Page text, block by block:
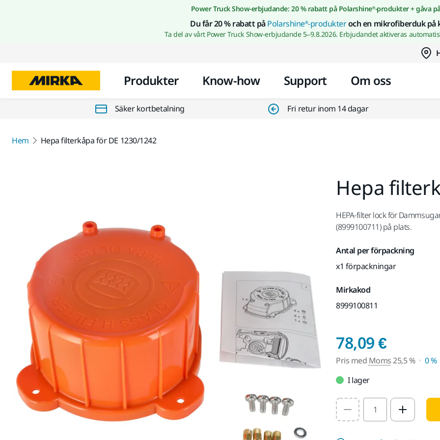
Gå till innehållet
Power Truck Show-erbjudande: 20 % rabatt på Polarshine®-produkter + gåva
Du får 20 % rabatt påPolarshine®-produkteroch en mikrofiberduk på
Ta del av vårt Power Truck Show-erbjudande 5–9.8.2026. Erbjudandet aktiveras
Produkter Know-how Support Om oss
Säker kortbetalning Fri retur inom 14 dagar
Hem Hepa filterkåpa för DE 1230/1242
Hepa
HEPA-filter lock för
(8999100711) på plats.
Antal per förpackning
x1 förpackningar
Mirkakod
8999100811
78,09 €Pris
Pris med Moms25,5 %
0 %
I lager
Select quantity value